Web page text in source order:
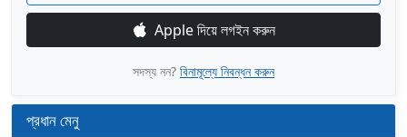
Apple দিয়ে লগইন করুন
সদস্য নন? বিনামূল্যে নিবন্ধন করুন
প্রধান মেনু